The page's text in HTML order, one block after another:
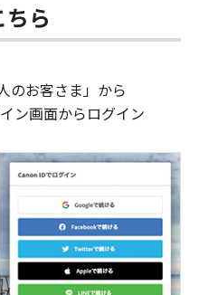
ら
のお客さま」から
ン画面からログイン